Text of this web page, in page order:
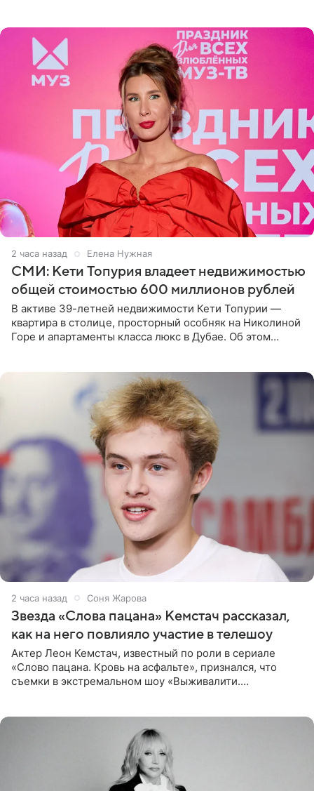
2 часа назад Елена Нужная
СМИ: Кети Топурия владеет недвижимостью
общей стоимостью 600 миллионов рублей
В активе 39-летней недвижимости Кети Топурии —
квартира в столице, просторный особняк на Николиной
Горе и апартаменты класса люкс в Дубае. Об этом
2 часа назад Соня Жарова
Звезда «Слова пацана» Кемстач рассказал,
как на него повлияло участие в телешоу
Актер Леон Кемстач, известный по роли в сериале
«Слово пацана. Кровь на асфальте», признался, что
съемки в экстремальном шоу «Выживалити.